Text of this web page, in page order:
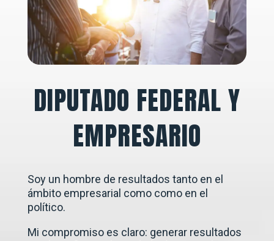
DIPUTADO FEDERAL Y
EMPRESARIO
Soy un hombre de resultados tanto en el
ámbito empresarial como como en el
político.
Mi compromiso es claro: generar resultados